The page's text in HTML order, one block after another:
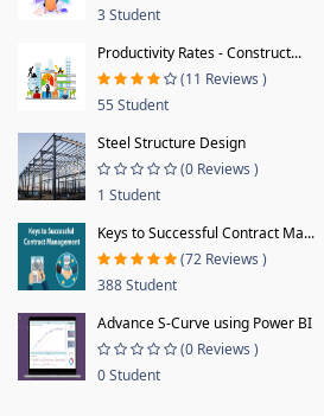
3 Student
Productivity Rates - Construct...
(11 Reviews )
55 Student
Steel Structure Design
(0 Reviews )
1 Student
Keys to Successful Contract Ma...
(72 Reviews )
388 Student
Advance S-Curve using Power BI
(0 Reviews )
0 Student